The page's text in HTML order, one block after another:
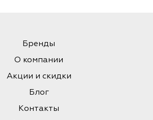
Бренды
О компании
Акции и скидки
Блог
Контакты